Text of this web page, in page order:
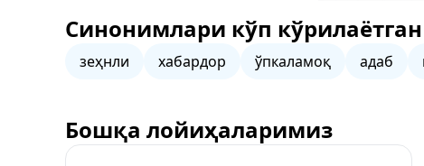
Синонимлари кўп кўрилаётган
зеҳнли хабардор ўпкаламоқ адаб
Бошқа лойиҳаларимиз